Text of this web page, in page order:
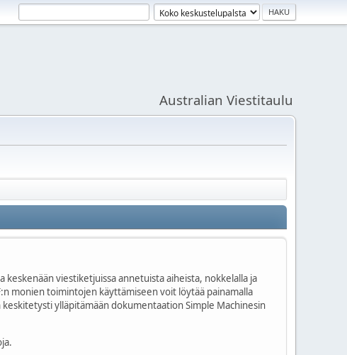
Australian Viestitaulu
viestiketjuissa annetuista aiheista, nokkelalla ja
monien toimintojen käyttämiseen voit löytää painamalla
ylläpitämään dokumentaation Simple Machinesin